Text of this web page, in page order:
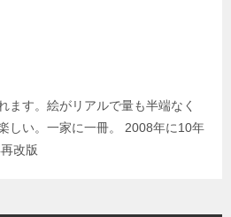
ます。絵がリアルで量も半端なく
しい。一家に一冊。 2008年に10年
改版